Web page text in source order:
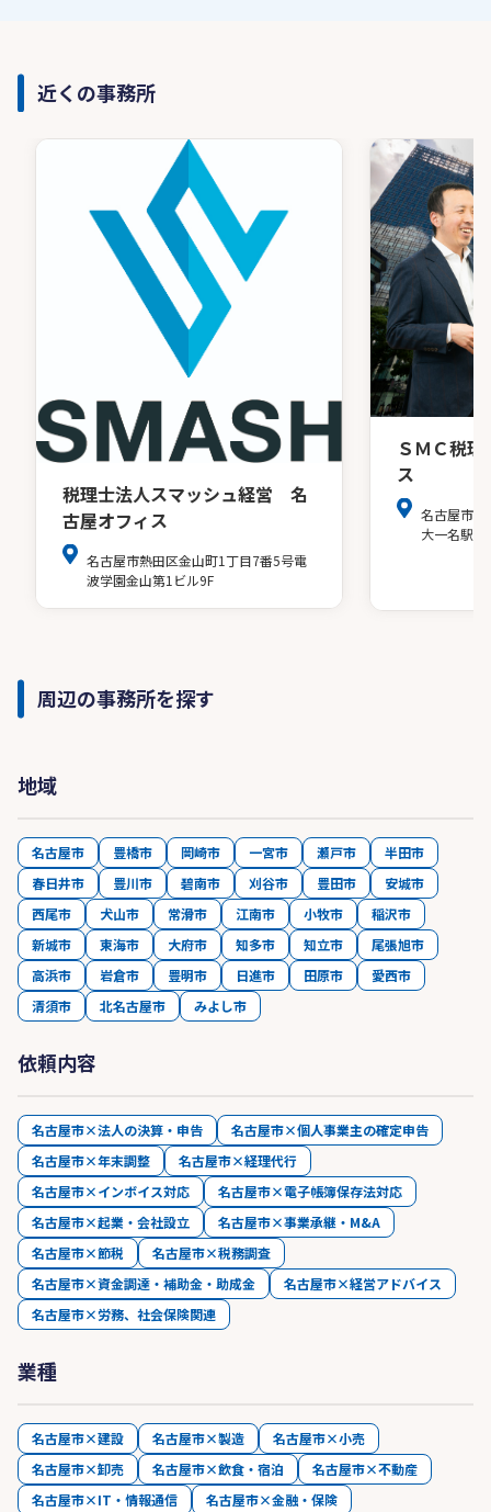
近くの事務所
税理士法人スマッシュ経営 名
古屋オフィス
名古屋市熱田区金山町1丁目7番5号電
波学園金山第1ビル9F
ＳＭＣ税
ス
名古屋市中
大一名駅ビ
周辺の事務所を探す
地域
名古屋市 豊橋市 岡崎市 一宮市 瀬戸市
半田市
春日井市
豊川市 碧南市 刈谷市 豊田市
安城市
西尾市
犬山市 常滑市 江南市 小牧市
稲沢市
新城市
東海市 大府市 知多市 知立市
尾張旭市
高浜市
岩倉市 豊明市 日進市 田原市
愛西市
清須市
北名古屋市 みよし市
依頼内容
名古屋市×法人の決算・申告
名古屋市×個人事業主の確定申告
名古屋市×年末調整
名古屋市×経理代行
名古屋市×インボイス対応
名古屋市×電子帳簿保存法対応
名古屋市×起業・会社設立
名古屋市×事業承継・M&A
名古屋市×節税
名古屋市×税務調査
名古屋市×資金調達・補助金・助成金
名古屋市×経営アドバイス
名古屋市×労務、社会保険関連
業種
名古屋市×建設 名古屋市×製造
名古屋市×小売
名古屋市×卸売
名古屋市×飲食・宿泊
名古屋市×不動産
名古屋市×IT・情報通信
名古屋市×金融・保険